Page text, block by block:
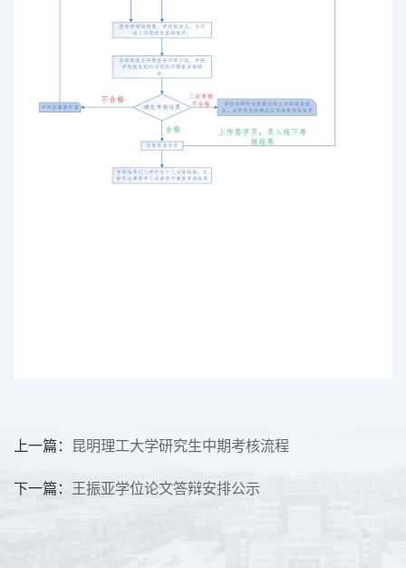
上一篇： 昆明理工大学研究生中期考核流程
下一篇： 王振亚学位论文答辩安排公示